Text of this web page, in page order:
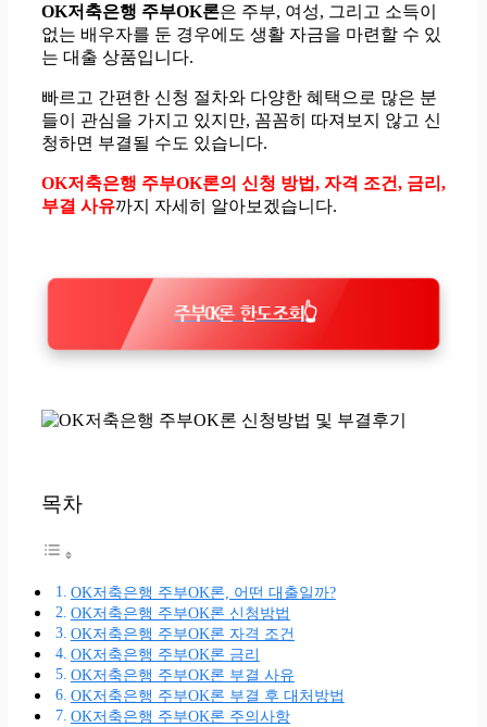
OK저축은행 주부OK론은 주부, 여성, 그리고 소득이
없는 배우자를 둔 경우에도 생활 자금을 마련할 수 있
는 대출 상품입니다.
빠르고 간편한 신청 절차와 다양한 혜택으로 많은 분
들이 관심을 가지고 있지만, 꼼꼼히 따져보지 않고 신
청하면 부결될 수도 있습니다.
OK저축은행 주부OK론의 신청 방법, 자격 조건, 금리,
부결 사유까지 자세히 알아보겠습니다.
주부OK론 한도조회👆
목차
OK저축은행 주부OK론, 어떤 대출일까?
OK저축은행 주부OK론 신청방법
OK저축은행 주부OK론 자격 조건
OK저축은행 주부OK론 금리
OK저축은행 주부OK론 부결 사유
OK저축은행 주부OK론 부결 후 대처방법
OK저축은행 주부OK론 주의사항